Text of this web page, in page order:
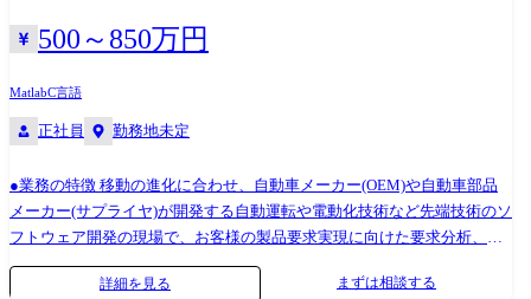
500～850万円
MatlabC言語
正社員 勤務地未定
●業務の特徴 移動の進化に合わせ、自動車メーカー(OEM)や自動車部品
メーカー(サプライヤ)が開発する自動運転や電動化技術など先端技術のソ
フトウェア開発の現場で、お客様の製品要求実現に向けた要求分析、設
計、実装、検証業務をSCSKプロジェクトチームと連携しながら担当して
頂きます。 また、開発業務は基本チーム単位で行います。開発チームに
詳細を見る まずは相談する